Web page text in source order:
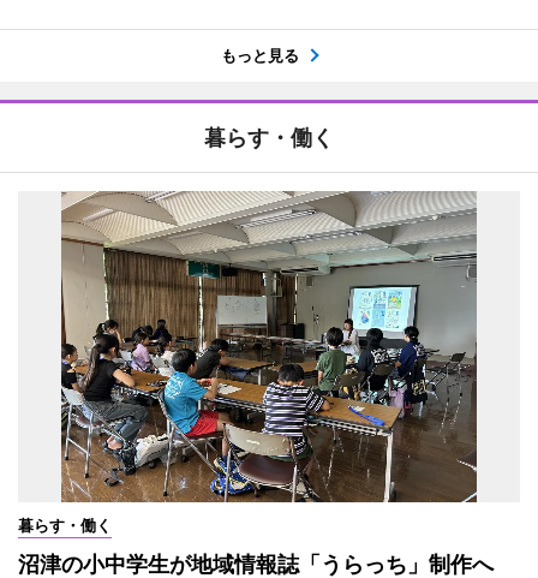
もっと見る
暮らす・働く
暮らす・働く
沼津の小中学生が地域情報誌「うらっち」制作へ